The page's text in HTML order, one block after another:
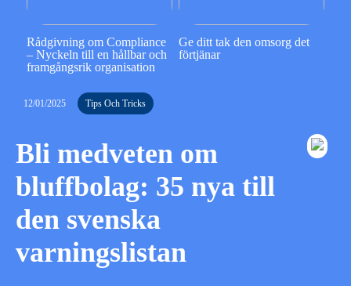
Rådgivning om Compliance
– Nyckeln till en hållbar och
framgångsrik organisation
Ge ditt tak den omsorg det
förtjänar
12/01/2025 Tips Och Tricks
Bli medveten om
bluffbolag: 35 nya till
den svenska
varningslistan